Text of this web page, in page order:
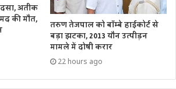
अतीक
की मौत, तरुण तेजपाल को बॉम्बे हाईकोर्ट से
बड़ा झटका, 2013 यौन उत्पीड़न
मामले में दोषी करार
22 hours ago